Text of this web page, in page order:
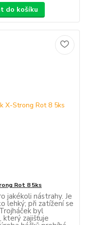
do košíku
Rot 8 5ks
jakékoli nástrahy. Je
lehký; při zatížení se
byl
který zajišťuje